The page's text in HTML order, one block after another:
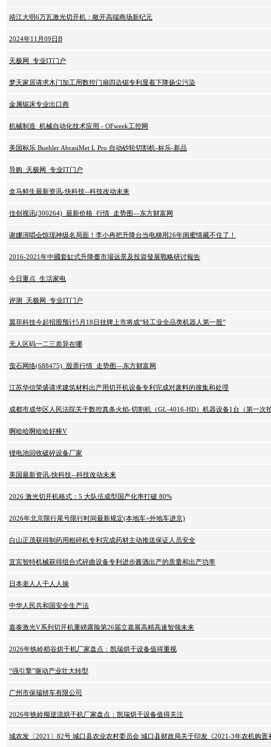
靖江大明6万瓦激光切开机：敞开高端商场新纪元
2024年11月09日B
天极网_专业IT门户
梦天家居请求木门加工用数控门扇四边锯专利显着下降扬尘污染
金属锯床专业出口商
机械制造_机械自动化技术应用 - OFweek工控网
美国标乐 Buehler AbrasiMet L Pro 自动砂轮切割机-标乐-新品
导购_天极网_专业IT门户
盒马鲜生最新资讯-快科技--科技改动未来
佳创视讯(300264)_最新价格_行情_走势图—东方财富网
谢娜演唱会惊现神级名局面！李小冉把升降台当电梯用26年闺蜜情藏不住了！
2016-2021年中國套缸式升降臺市場远景及投資發展戰略研讨報告
今日重点_生活家电
评测_天极网_专业IT门户
翼菲科技今起招股预计5月18日挂牌上市将成“轻工业全品类机器人第一股”
无人区码一二三差异在哪
萤石网络(688475)_股票行情_走势图—东方财富网
江苏华信荣盛请求建筑材料出产用切开机设备专利完成对废料的搜集和处理
成都市成华区人民法院关于数控真条火焰-切割机（GL-4016-HD）机器设备1台（第一次
啊哈哈啊哈哈好棒V
锂电池回收破碎设备厂家
美国最新资讯-快科技--科技改动未来
2026 激光切开机格式：5 大队伍成型国产化率打破 80%
2026年北京限行尾号限行时间最新规定(本地车+外地车进京)
白山正茂获得制药用粗碎机专利完成药材主动推送保证人员安全
宜宾智特机械获得组合式碎曲设备专利进步酱酒出产的质量和出产功率
日本老人人干人人操
中华人民共和国安全生产法
嘉泰激光V系列切开机重磅露脸第26届立嘉展高精高速智领未来
2026年铁岭稻谷烘干机厂家盘点：凯瑞烘干设备值得重视
“强引擎”驱动产业壮大转型
广州市保瑞轿车有限公司
2026年铁岭顺逆流烘干机厂家盘点：凯瑞烘干设备值得关注
城农发〔2021〕82号 城口县农业农村委员会 城口县财政局关于印发《2021-3年农机购置